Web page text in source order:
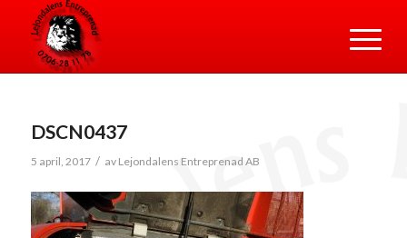
DSCN0437
5 april, 2017 / av Lejondalens Entreprenad AB